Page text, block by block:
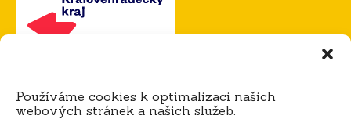
Používáme cookies k optimalizaci našich
webových stránek a našich služeb.
Mgr. Alena Goisová, ředitelka domova
tel.:604 273 183 / 725 921 365